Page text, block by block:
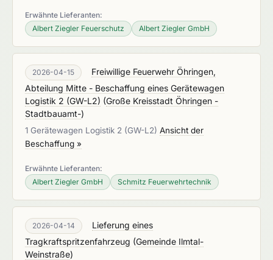
Erwähnte Lieferanten:
Albert Ziegler Feuerschutz
Albert Ziegler GmbH
2026-04-15
Freiwillige Feuerwehr Öhringen,
Abteilung Mitte - Beschaffung eines Gerätewagen
Logistik 2 (GW-L2) (Große Kreisstadt Öhringen -
Stadtbauamt-)
1 Gerätewagen Logistik 2 (GW-L2) Ansicht der
Beschaffung »
Erwähnte Lieferanten:
Albert Ziegler GmbH
Schmitz Feuerwehrtechnik
2026-04-14
Lieferung eines
Tragkraftspritzenfahrzeug (Gemeinde Ilmtal-
Weinstraße)